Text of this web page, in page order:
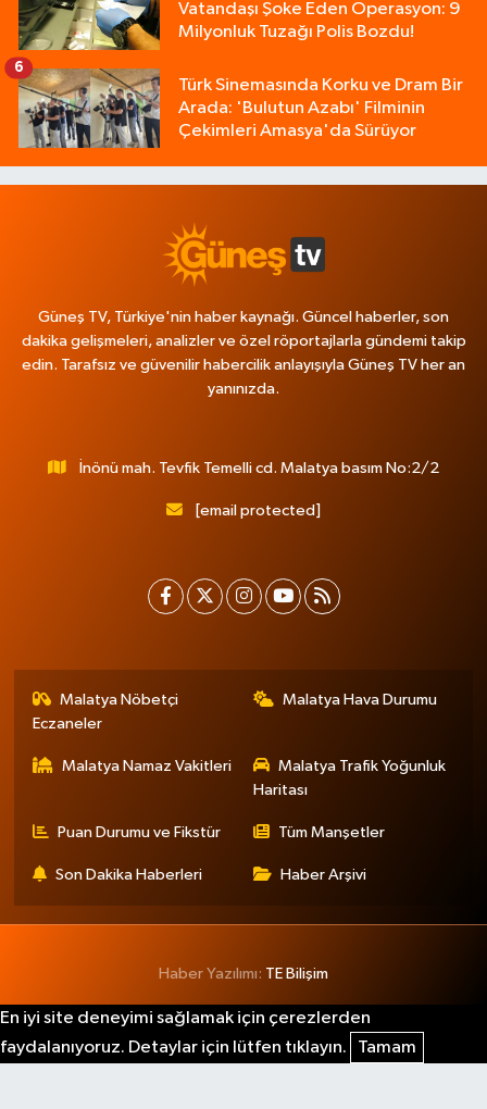
Vatandaşı Şoke Eden Operasyon: 9
Milyonluk Tuzağı Polis Bozdu!
Türk Sinemasında Korku ve Dram Bir
Arada: 'Bulutun Azabı' Filminin
Çekimleri Amasya'da Sürüyor
6
Güneş TV, Türkiye'nin haber kaynağı. Güncel haberler, son
dakika gelişmeleri, analizler ve özel röportajlarla gündemi takip
edin. Tarafsız ve güvenilir habercilik anlayışıyla Güneş TV her an
yanınızda.
İnönü mah. Tevfik Temelli cd. Malatya basım No:2/2
[email protected]
Malatya Nöbetçi
Eczaneler
Malatya Hava Durumu
Malatya Namaz Vakitleri
Malatya Trafik Yoğunluk
Haritası
Puan Durumu ve Fikstür Tüm Manşetler
Son Dakika Haberleri Haber Arşivi
Haber Yazılımı: TE Bilişim
En iyi site deneyimi sağlamak için çerezlerden
faydalanıyoruz. Detaylar için lütfen tıklayın.
Tamam